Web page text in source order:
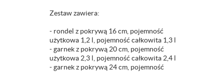
Zestaw zawiera:
- rondel z pokrywą 16 cm, pojemność
użytkowa 1,2 l, pojemność całkowita 1,3 l
- garnek z pokrywą 20 cm, pojemność
użytkowa 2,3 l, pojemność całkowita 2,4 l
- garnek z pokrywą 24 cm, pojemność